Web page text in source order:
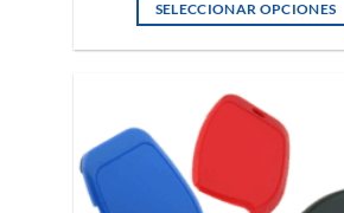
SELECCIONAR OPCIONES
múltiples
variantes.
opciones